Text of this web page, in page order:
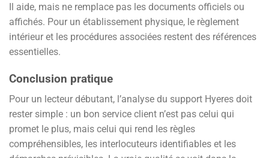
Il aide, mais ne remplace pas les documents officiels ou
affichés. Pour un établissement physique, le règlement
intérieur et les procédures associées restent des références
essentielles.
Conclusion pratique
Pour un lecteur débutant, l’analyse du support Hyeres doit
rester simple : un bon service client n’est pas celui qui
promet le plus, mais celui qui rend les règles
compréhensibles, les interlocuteurs identifiables et les